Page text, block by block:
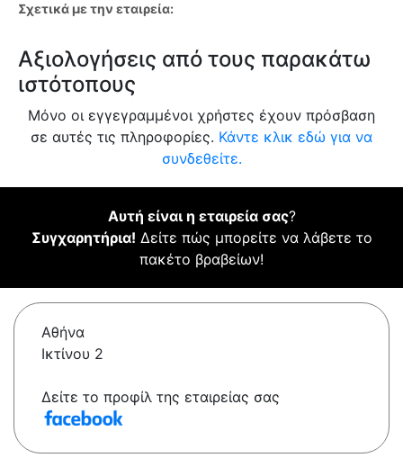
Σχετικά με την εταιρεία:
Αξιολογήσεις από τους παρακάτω
ιστότοπους
Μόνο οι εγγεγραμμένοι χρήστες έχουν πρόσβαση
σε αυτές τις πληροφορίες. Κάντε κλικ εδώ για να
συνδεθείτε.
Αυτή είναι η εταιρεία σας?
Συγχαρητήρια! Δείτε πώς μπορείτε να λάβετε το
πακέτο βραβείων!
Αθήνα
Ικτίνου 2
Δείτε το προφίλ της εταιρείας σας